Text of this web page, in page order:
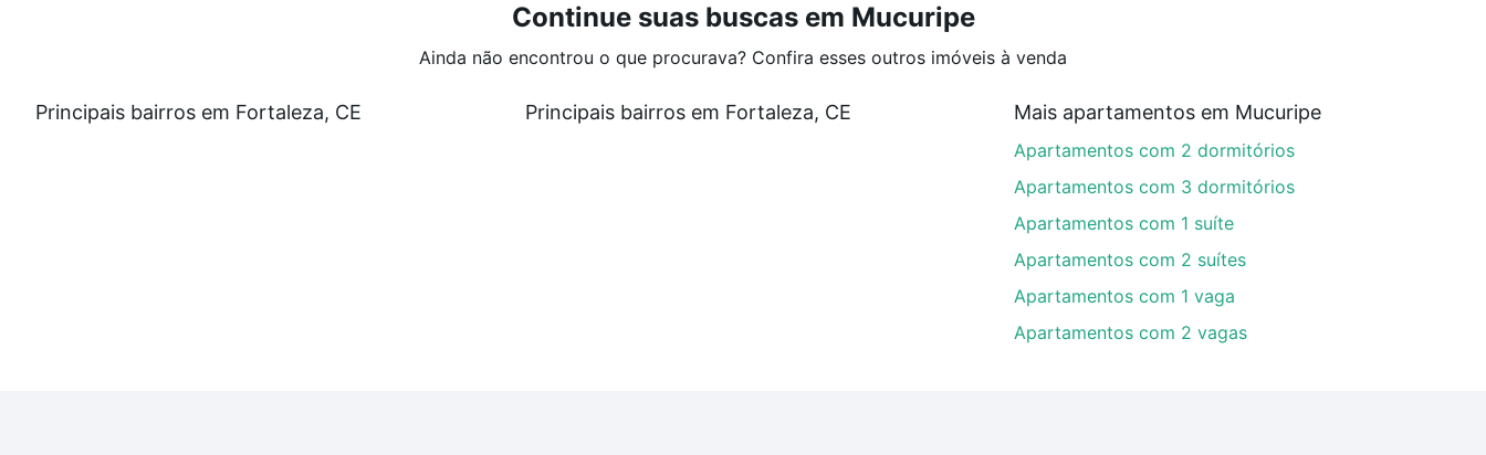
Continue suas buscas em Mucuripe
Ainda não encontrou o que procurava? Confira esses outros imóveis à venda
Principais bairros em Fortaleza, CE Principais bairros em Fortaleza, CE Mais apartamentos em Mucuripe
Apartamentos com 2 dormitórios
Apartamentos com 3 dormitórios
Apartamentos com 1 suíte
Apartamentos com 2 suítes
Apartamentos com 1 vaga
Apartamentos com 2 vagas